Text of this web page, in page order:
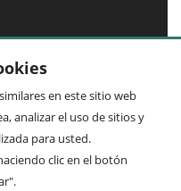
Mi cuenta
en este sitio web
analizar el uso de sitios y
para usted.
clic en el botón